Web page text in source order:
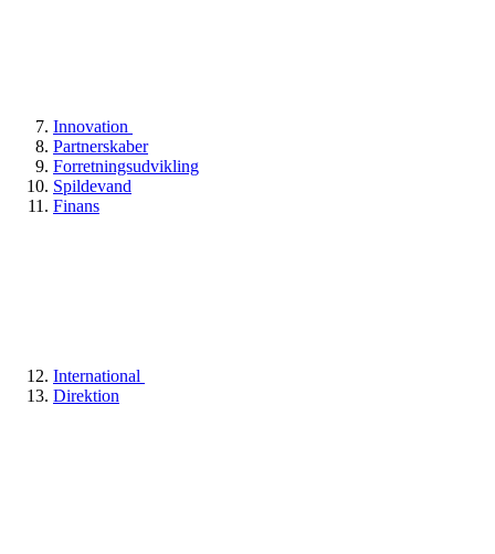
Innovation
Partnerskaber
Forretningsudvikling
Spildevand
Finans
International
Direktion